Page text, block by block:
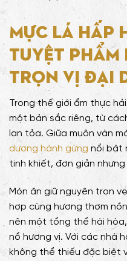
Mực lá hấp
Tuyệt
trọn vị đại
Trong thế giới ẩm thực
một bản sắc riêng, từ
lan tỏa. Giữa muôn vàn
dương hành gừng nổi bật
tinh khiết, đơn giản
Món ăn giữ nguyên trọn
hợp cùng hương thơm
nên một tổng thể hài
nổ hương vị. Với các nhà
không thể thiếu đặc biệt